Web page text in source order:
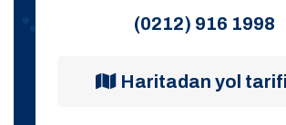
(0212) 916 1998
Haritadan yol